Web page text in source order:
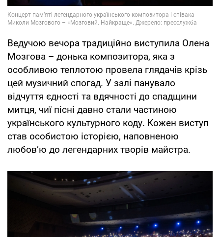
Ведучою вечора традиційно виступила Олена
Мозгова – донька композитора, яка з
особливою теплотою провела глядачів крізь
цей музичний спогад. У залі панувало
відчуття єдності та вдячності до спадщини
митця, чиї пісні давно стали частиною
українського культурного коду. Кожен виступ
став особистою історією, наповненою
любов’ю до легендарних творів майстра.